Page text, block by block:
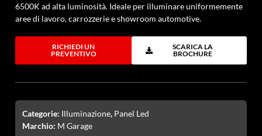
6500K ad alta luminosità. Ideale per illuminare uniformemente
aree di lavoro, carrozzerie e showroom automotive.
RICHIEDI UN
PREVENTIVO
SCARICA LA
BROCHURE
Categorie: Illuminazione, Panel Led
Marchio: M Garage